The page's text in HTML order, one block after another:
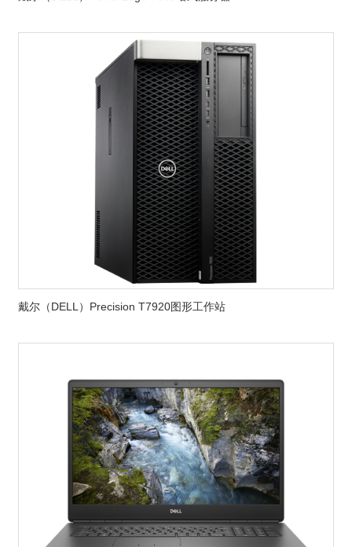
戴尔（DELL）Precision T7920图形工作站